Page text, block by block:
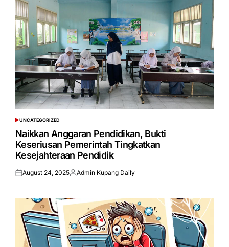
POSTED
IN
UNCATEGORIZED
Naikkan Anggaran Pendidikan, Bukti
Keseriusan Pemerintah Tingkatkan
Kesejahteraan Pendidik
Posted
August 24, 2025Posted
Admin Kupang Daily